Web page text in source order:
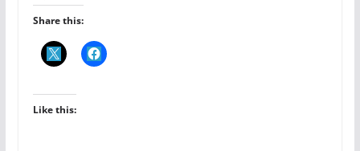
Share this:
Like this: